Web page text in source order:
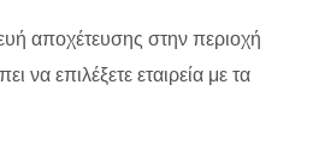
αποχέτευσης στην περιοχή
να επιλέξετε εταιρεία με τα